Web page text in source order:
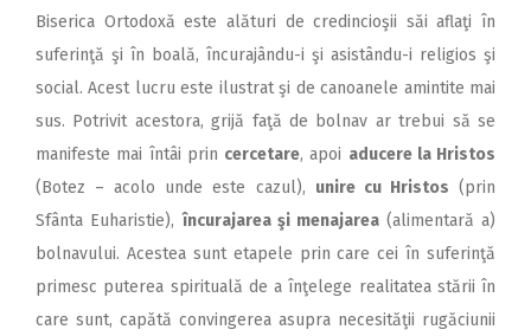
Biserica Ortodoxă este alături de credincioşii săi aflaţi în
suferinţă şi în boală, încurajându-i şi asistându-i religios şi
social. Acest lucru este ilustrat şi de canoanele amintite mai
sus. Potrivit acestora, grijă faţă de bolnav ar trebui să se
manifeste mai întâi prin cercetare, apoi aducere la Hristos
(Botez – acolo unde este cazul), unire cu Hristos (prin
Sfânta Euharistie),încurajarea şi menajarea (alimentară a)
bolnavului. Acestea sunt etapele prin care cei în suferinţă
primesc puterea spirituală de a înţelege realitatea stării în
care sunt, capătă convingerea asupra necesităţii rugăciunii